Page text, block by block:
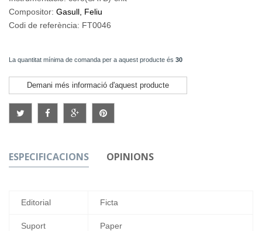
Compositor: Gasull, Feliu
Codi de referència: FT0046
La quantitat mínima de comanda per a aquest producte és 30
Demani més informació d'aquest producte
ESPECIFICACIONS OPINIONS
Editorial Ficta
Suport Paper